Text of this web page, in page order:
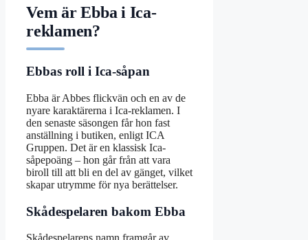
Vem är Ebba i Ica-
reklamen?
Ebbas roll i Ica-såpan
Ebba är Abbes flickvän och en av de
nyare karaktärerna i Ica-reklamen. I
den senaste säsongen får hon fast
anställning i butiken, enligt ICA
Gruppen. Det är en klassisk Ica-
såpepoäng – hon går från att vara
biroll till att bli en del av gänget, vilket
skapar utrymme för nya berättelser.
Skådespelaren bakom Ebba